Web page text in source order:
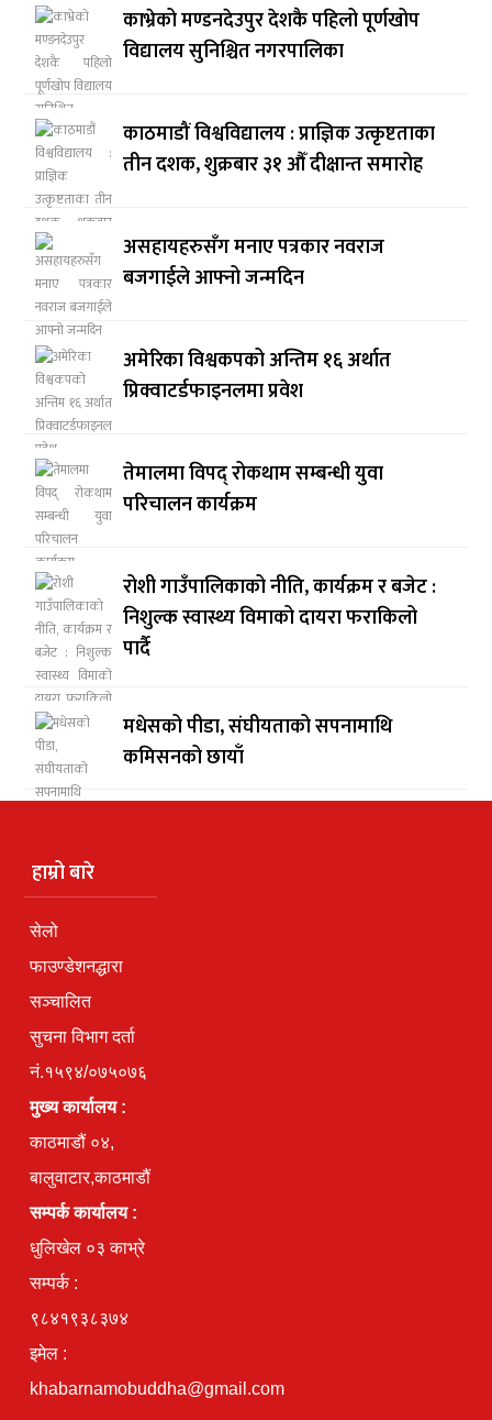
काभ्रेको मण्डनदेउपुर देशकै पहिलो पूर्णखोप
विद्यालय सुनिश्चित नगरपालिका
काठमाडौं विश्वविद्यालय : प्राज्ञिक उत्कृष्टताका
तीन दशक, शुक्रबार ३१ औँ दीक्षान्त समारोह
असहायहरुसँग मनाए पत्रकार नवराज
बजगाईले आफ्नो जन्मदिन
अमेरिका विश्वकपको अन्तिम १६ अर्थात
प्रिक्वाटर्डफाइनलमा प्रवेश
तेमालमा विपद् रोकथाम सम्बन्धी युवा
परिचालन कार्यक्रम
रोशी गाउँपालिकाको नीति, कार्यक्रम र बजेट :
निशुल्क स्वास्थ्य विमाको दायरा फराकिलो
पार्दै
मधेसको पीडा, संघीयताको सपनामाथि
कमिसनको छायाँ
हाम्रो बारे
सेलो
फाउण्डेशनद्धारा
सञ्चालित
सुचना विभाग दर्ता
नं.१५९४/०७५०७६
मुख्य कार्यालय :
काठमाडौं ०४,
बालुवाटार,काठमाडौं
सम्पर्क कार्यालय :
धुलिखेल ०३ काभ्रे
सम्पर्क :
९८४१९३८३७४
इमेल :
khabarnamobuddha@gmail.com